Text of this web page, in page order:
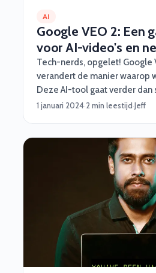
AI
Google VEO 2: Een
voor AI-video's en
Tech-nerds, opgelet! Google
verandert de manier waarop
Deze AI-tool gaat verder
effectjes en tilt jouw workflow
must om te checken. Dus
een energy drink) en duik
deze nieuwe technologie.
1 januari 2024·2 min leestijd·Jeff